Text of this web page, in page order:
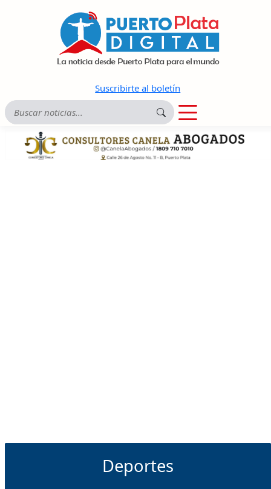
Suscribirte al boletín
Deportes